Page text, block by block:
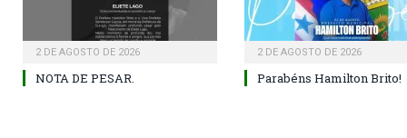
2 DE AGOSTO DE 2026
NOTA DE PESAR.
2 DE AGOSTO DE 2026
Parabéns Hamilton Brito!